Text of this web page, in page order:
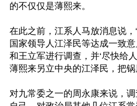
的不仅仅是薄熙来。
在此之前，江系人马放消息说
国家领导人江泽民等达成一致
和王立军进行调查，并‘尽快给
薄熙来另立中央的江泽民，把锅
对九常委之一的周永康来说，